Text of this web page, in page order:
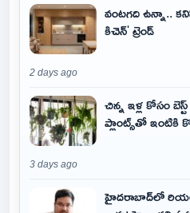
వంటగది ఉన్నా..
కిచెన్' ట్రెండ్
2 days ago
చిన్న ఇళ్ల కోసం
ప్లాంట్స్‌తో ఇంటికి
3 days ago
హైదరాబాద్‌లో రియల్